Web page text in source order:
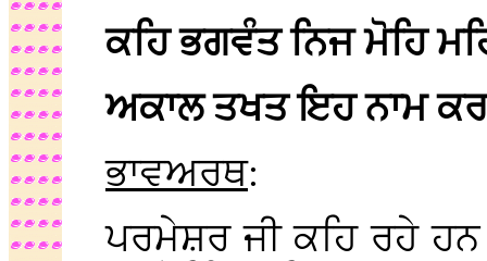
ਕਹਿ ਭਗਵੰਤ ਨਿਜ ਮੋਹਿ
ਅਕਾਲ ਤਖਤ ਇਹ ਨਾਮ ਕਰ
ਭਾਵਅਰਥ:
ਪਰਮੇਸ਼ਰ ਜੀ ਕਹਿ ਰਹੇ ਹਨ